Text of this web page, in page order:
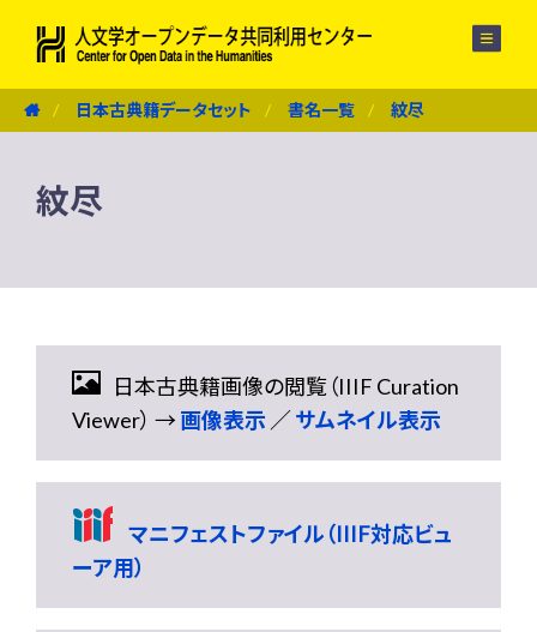
日本古典籍データセット 書名一覧 紋尽
紋尽
日本古典籍画像の閲覧（IIIF Curation
Viewer） →画像表示 ／サムネイル表示
マニフェストファイル（IIIF対応ビュ
ーア用）